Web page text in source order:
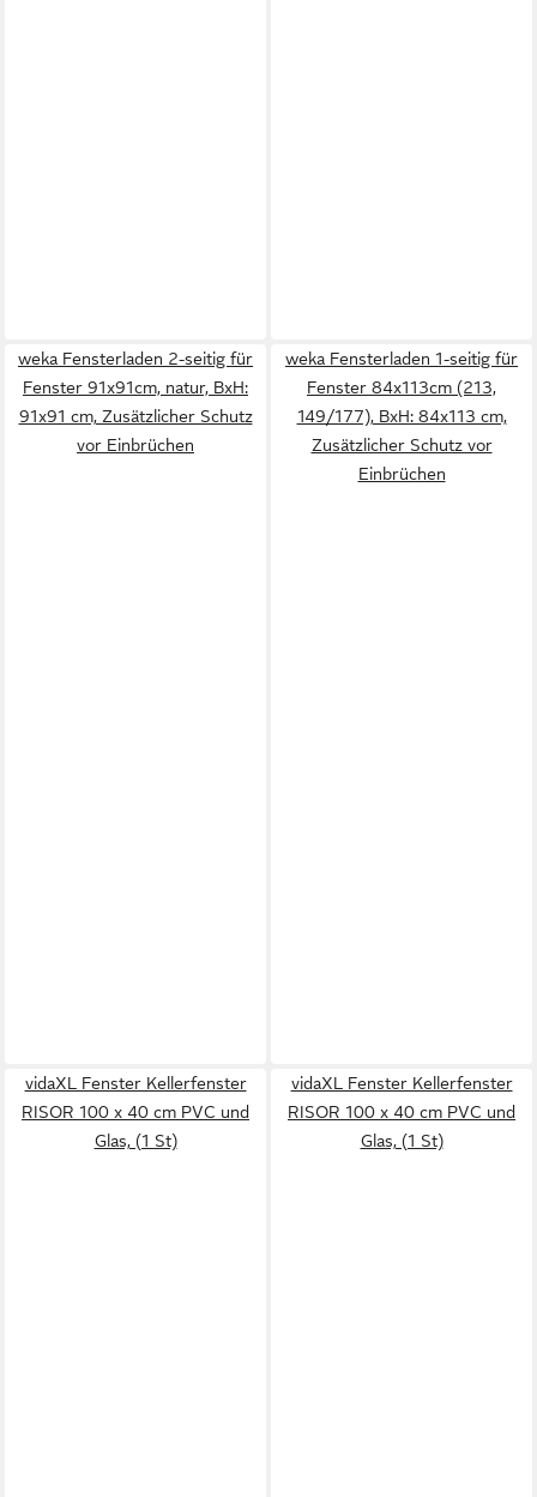
weka Fensterladen 2-seitig für
Fenster 91x91cm, natur, BxH:
91x91 cm, Zusätzlicher Schutz
vor Einbrüchen
weka Fensterladen 1-seitig für
Fenster 84x113cm (213,
149/177), BxH: 84x113 cm,
Zusätzlicher Schutz vor
Einbrüchen
vidaXL Fenster Kellerfenster
RISOR 100 x 40 cm PVC und
Glas, (1 St)
vidaXL Fenster Kellerfenster
RISOR 100 x 40 cm PVC und
Glas, (1 St)